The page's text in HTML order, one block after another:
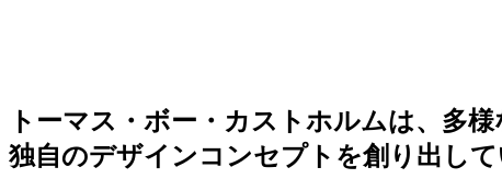
斬新な素材のコンビネーションが生むモダンデザイン
トーマス・ボー・カストホルムは、多
独自のデザインコンセプトを創り出して